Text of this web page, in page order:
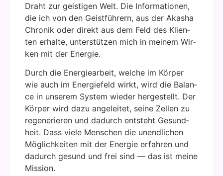
Draht zur geis­ti­gen Welt. Die Infor­ma­tio­nen,
die ich von den Geist­füh­rern, aus der Aka­sha
Chro­nik oder direkt aus dem Feld des Kli­en­
ten erhal­te, unter­stüt­zen mich in mei­nem Wir­
ken mit der Ener­gie.
Durch die Ener­gie­ar­beit, wel­che im Kör­per
wie auch im Ener­gie­feld wirkt, wird die Balan­
ce in unse­rem Sys­tem wie­der her­ge­stellt. Der
Kör­per wird dazu ange­lei­tet, sei­ne Zel­len zu
rege­ne­rie­ren und dadurch ent­steht Gesund­
heit. Dass vie­le Men­schen die unend­li­chen
Mög­lich­kei­ten mit der Ener­gie erfah­ren und
dadurch gesund und frei sind — das ist mei­ne
Mis­si­on.